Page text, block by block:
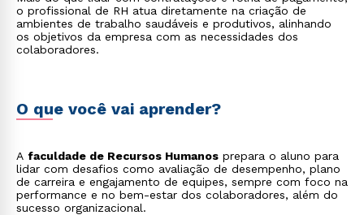
o profissional de RH atua diretamente na criação de
ambientes de trabalho saudáveis e produtivos, alinhando
os objetivos da empresa com as necessidades dos
colaboradores.
O que você vai aprender?
A faculdade de Recursos Humanos prepara o aluno para
lidar com desafios como avaliação de desempenho, plano
de carreira e engajamento de equipes, sempre com foco na
performance e no bem-estar dos colaboradores, além do
sucesso organizacional.